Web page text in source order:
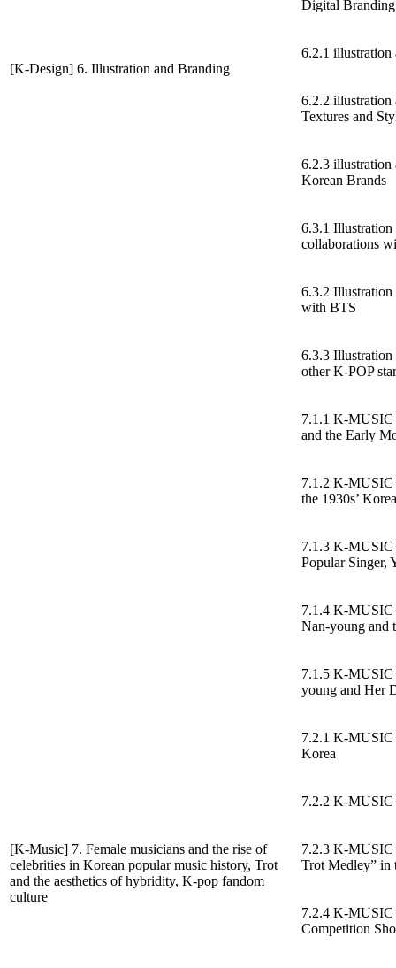
[K-Design] 6. Illustration and Branding
Digital Branding
6.2.1 illustration
6.2.2 illustration
Textures and
6.2.3 illustration
Korean Brands
6.3.1 Illustration
collaborations
6.3.2 Illustration
with BTS
6.3.3 Illustration
other K-POP
[K-Music] 7. Female musicians and the rise of
celebrities in Korean popular music history, Trot
and the aesthetics of hybridity, K-pop fandom
culture
7.1.1 K-MUSIC
and the Early
7.1.2 K-MUSIC
the 1930s’ Korea
7.1.3 K-MUSIC
Popular Singer,
7.1.4 K-MUSIC
Nan-young and
7.1.5 K-MUSIC
young and Her
7.2.1 K-MUSIC
Korea
7.2.2 K-MUSIC
7.2.3 K-MUSIC
Trot Medley” in
7.2.4 K-MUSIC
Competition